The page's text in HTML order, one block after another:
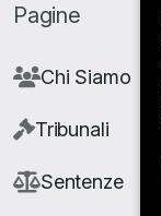
Pagine
Chi Siamo
Tribunali
Sentenze